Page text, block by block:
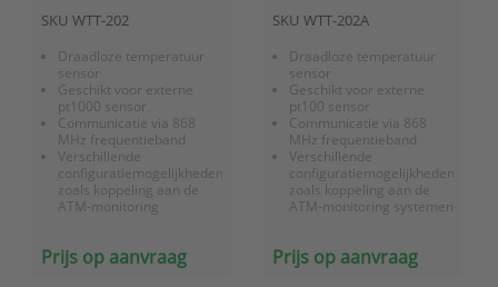
temperatuur sensoren
(3-dr)
SKU WTT-202
Draadloze temperatuur
sensor
Geschikt voor externe
pt1000 sensor
Communicatie via 868
MHz frequentieband
Verschillende
configuratiemogelijkheden,
zoals koppeling aan de
ATM-monitoring
Prijs op aanvraag
sensoren (3-dr)
SKU WTT-202A
Draadloze temperatuur
sensor
Geschikt voor externe
pt100 sensor
Communicatie via 868
MHz frequentieband
Verschillende
configuratiemogelijkheden,
zoals koppeling aan de
ATM-monitoring systemen
Prijs op aanvraag